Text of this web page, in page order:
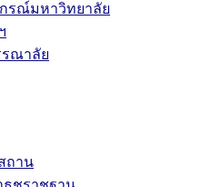
รณ์มหาวิทยาลัย
ณาลัย
ถาน